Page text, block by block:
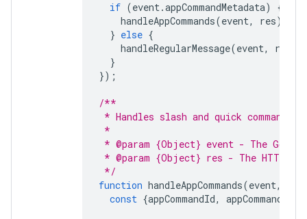
if (event.appCommandMetadata)
{
handleAppCommands(event, res);
} else {
handleRegularMessage(event, res
}
});
/**
* Handles slash and quick commands.
*
* @param {Object} event - The
* @param {Object} res - The HTTP
*/
function handleAppCommands(event,
const {appCommandId, appCommandType